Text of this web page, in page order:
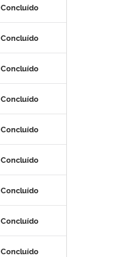
Concluído
Concluído
Concluído
Concluído
Concluído
Concluído
Concluído
Concluído
Concluído